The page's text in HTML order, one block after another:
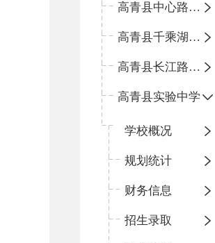
高青县中心路小学
高青县千乘湖小学
高青县长江路小学
高青县实验中学
学校概况
规划统计
财务信息
招生录取